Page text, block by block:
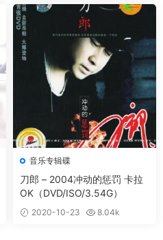
音乐专辑碟
刀郎 – 2004冲动的惩罚 卡拉
OK（DVD/ISO/3.54G）
2020-10-23
8.04k